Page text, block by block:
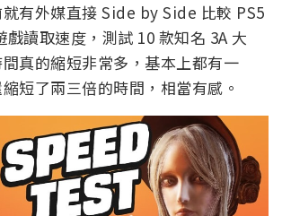
有外媒直接 Side by Side 比較 PS5
讀取速度，測試 10 款知名 3A 大
真的縮短非常多，基本上都有一
短了兩三倍的時間，相當有感。